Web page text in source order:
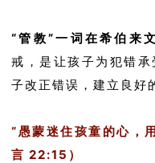
“管教”一词在希伯来
戒，是让孩子为犯错
子改正错误，建立良好
“愚蒙迷住孩童的心，
言 22:15）